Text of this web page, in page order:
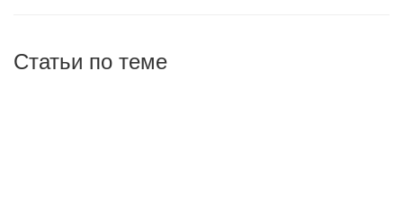
Статьи по теме